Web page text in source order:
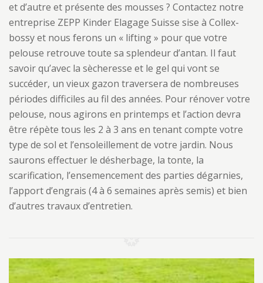
et d’autre et présente des mousses ? Contactez notre
entreprise ZEPP Kinder Elagage Suisse sise à Collex-
bossy et nous ferons un « lifting » pour que votre
pelouse retrouve toute sa splendeur d’antan. Il faut
savoir qu’avec la sècheresse et le gel qui vont se
succéder, un vieux gazon traversera de nombreuses
périodes difficiles au fil des années. Pour rénover votre
pelouse, nous agirons en printemps et l’action devra
être répète tous les 2 à 3 ans en tenant compte votre
type de sol et l’ensoleillement de votre jardin. Nous
saurons effectuer le désherbage, la tonte, la
scarification, l’ensemencement des parties dégarnies,
l’apport d’engrais (4 à 6 semaines après semis) et bien
d’autres travaux d’entretien.